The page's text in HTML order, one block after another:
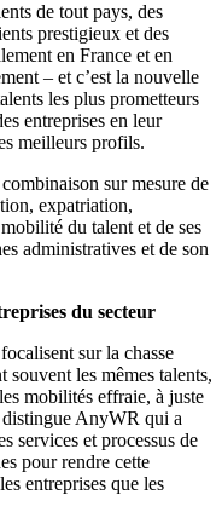
de tout pays, des
prestigieux et des
en France et en
– et c’est la nouvelle
les plus prometteurs
entreprises en leur
meilleurs profils.
sur mesure de
expatriation,
du talent et de ses
administratives et de son
du secteur
sur la chasse
les mêmes talents,
mobilités effraie, à juste
distingue AnyWR qui a
services et processus de
pour rendre cette
entreprises que les